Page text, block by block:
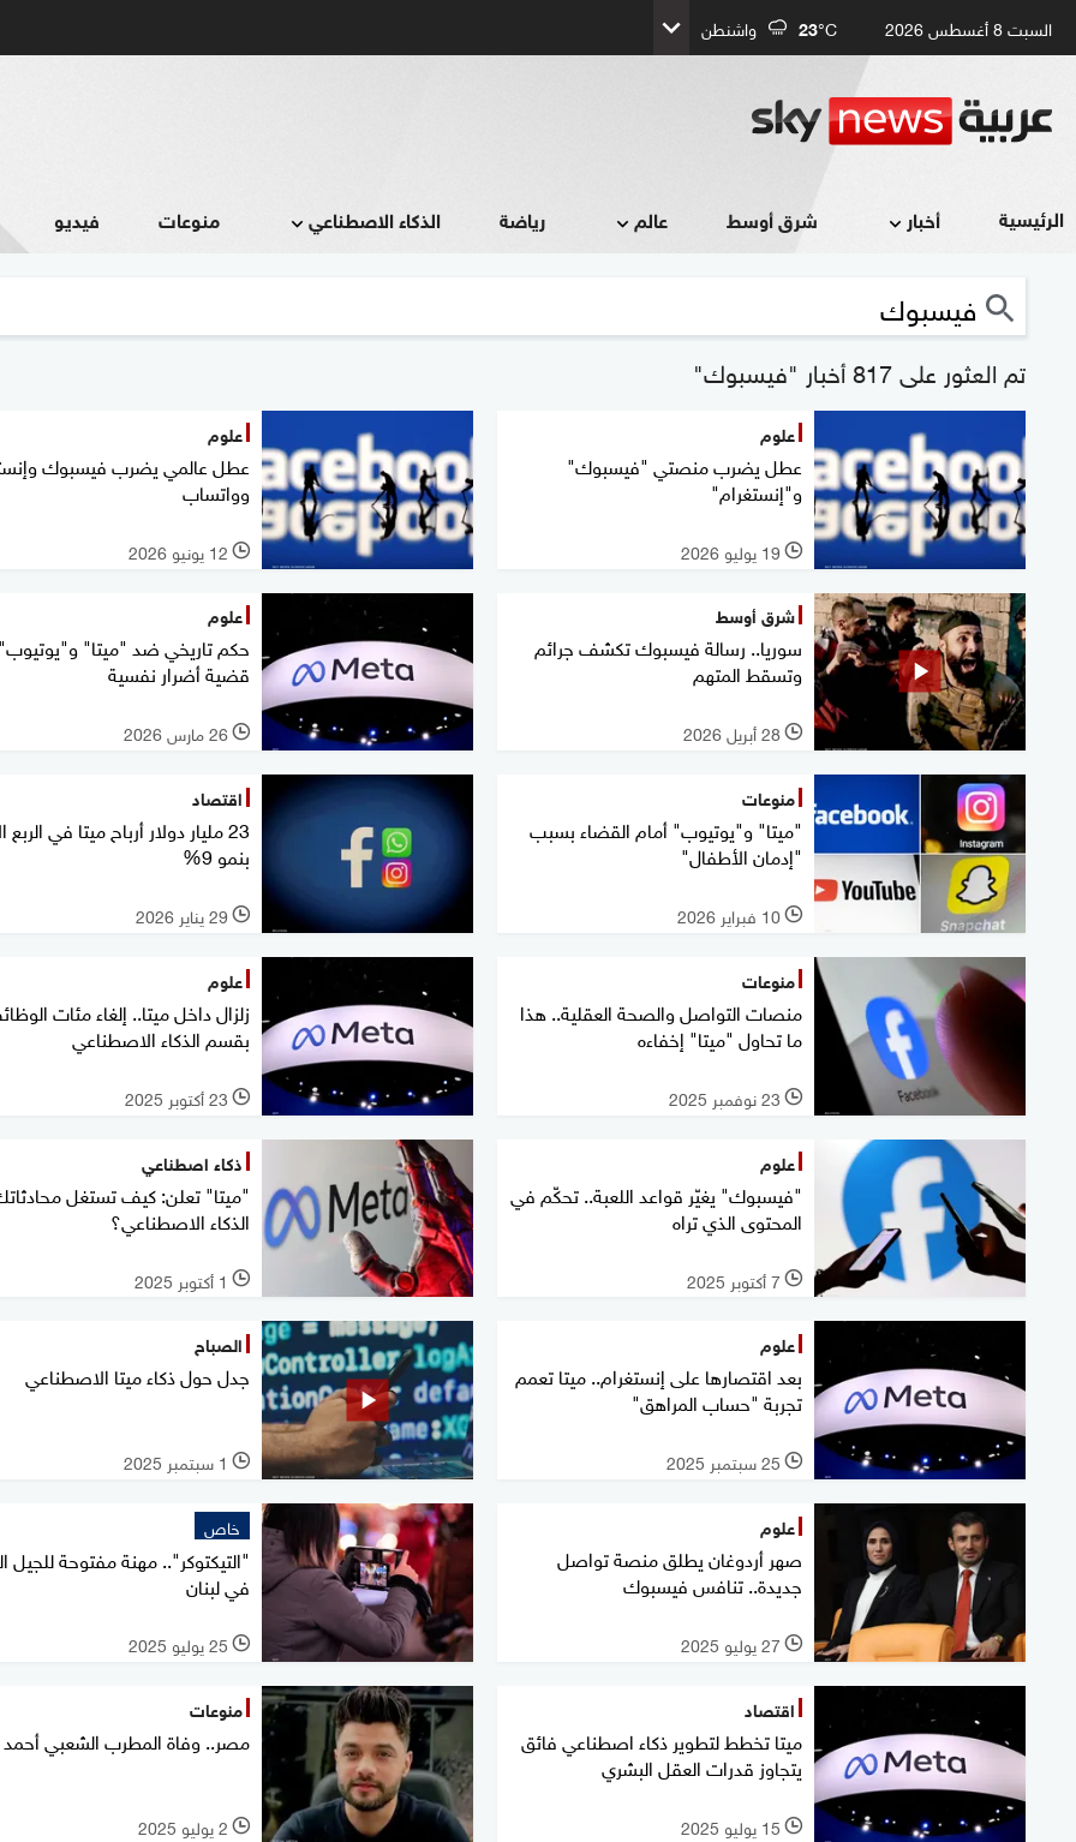
السبت 8 أغسطس 2026 23°C واشنطن
الرئيسية أخبار شرق أوسط عالم رياضة الذكاء الاصطناعي منوعات فيديو
تم العثور على 817 أخبار "فيسبوك"
علوم
عطل يضرب منصتي "فيسبوك"
و"إنستغرام"
l 19 يوليو 2026
علوم
عطل عالمي يضرب فيسبوك
وواتساب
l 12 يونيو 2026
شرق أوسط
سوريا.. رسالة فيسبوك تكشف جرائم
وتسقط المتهم
l 28 أبريل 2026
علوم
حكم تاريخي ضد "ميتا"
قضية أضرار نفسية
l 26 مارس 2026
منوعات
"ميتا" و"يوتيوب" أمام القضاء بسبب
"إدمان الأطفال"
l 10 فبراير 2026
اقتصاد
23 مليار دولار أرباح ميتا في الربع
بنمو 9%
l 29 يناير 2026
منوعات
منصات التواصل والصحة العقلية.. هذا
ما تحاول "ميتا" إخفاءه
l 23 نوفمبر 2025
علوم
زلزال داخل ميتا.. إلغاء مئات
بقسم الذكاء الاصطناعي
l 23 أكتوبر 2025
علوم
"فيسبوك" يغيّر قواعد اللعبة.. تحكّم في
المحتوى الذي تراه
l 7 أكتوبر 2025
ذكاء اصطناعي
"ميتا" تعلن: كيف تستغل
الذكاء الاصطناعي؟
l 1 أكتوبر 2025
علوم
بعد اقتصارها على إنستغرام.. ميتا تعمم
تجربة "حساب المراهق"
l 25 سبتمبر 2025
الصباح
جدل حول ذكاء ميتا الاصطناعي
l 1 سبتمبر 2025
علوم
صهر أردوغان يطلق منصة تواصل
جديدة.. تنافس فيسبوك
l 27 يوليو 2025
خاص
"التيكتوكر".. مهنة مفتوحة للجيل
في لبنان
l 25 يوليو 2025
اقتصاد
ميتا تخطط لتطوير ذكاء اصطناعي فائق
يتجاوز قدرات العقل البشري
l 15 يوليو 2025
منوعات
مصر.. وفاة المطرب الشعبي أحمد
l 2 يوليو 2025